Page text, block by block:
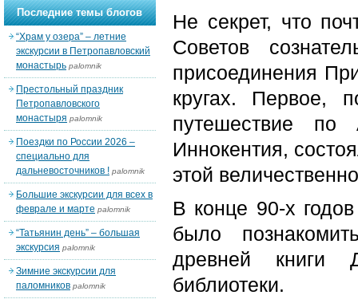
Не секрет, что
Советов
присоединения
кругах. Первое,
путешествие по
Иннокентия,
этой
В конце 90-х
было
древней книги
библиотеки.
Последние темы блогов
“Храм у озера” – летние
экскурсии в Петропавловский
монастырь palomnik
Престольный праздник
Петропавловского
монастыря palomnik
Поездки по России 2026 –
специально для
дальневосточников ! palomnik
Большие экскурсии для всех в
феврале и марте palomnik
“Татьянин день” – большая
экскурсия palomnik
Зимние экскурсии для
паломников palomnik